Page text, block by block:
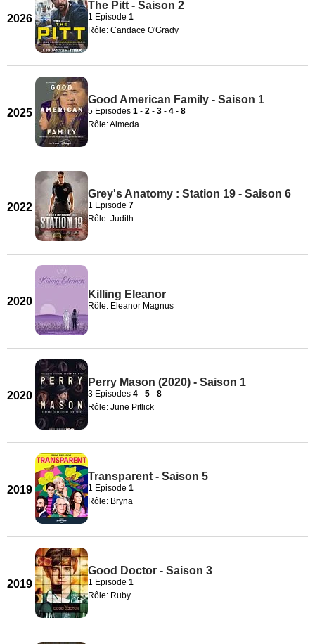
2026
The Pitt - Saison 2
1 Episode 1
Rôle: Candace O'Grady
2025
Good American Family - Saison 1
5 Episodes 1 - 2 - 3 - 4 - 8
Rôle: Almeda
2022
Grey's Anatomy : Station 19 - Saison 6
1 Episode 7
Rôle: Judith
2020
Killing Eleanor
Rôle: Eleanor Magnus
2020
Perry Mason (2020) - Saison 1
3 Episodes 4 - 5 - 8
Rôle: June Pitlick
2019
Transparent - Saison 5
1 Episode 1
Rôle: Bryna
2019
Good Doctor - Saison 3
1 Episode 1
Rôle: Ruby